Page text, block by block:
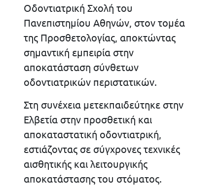
Οδοντιατρική Σχολή του
Πανεπιστημίου Αθηνών, στον τομέα
της Προσθετολογίας, αποκτώντας
σημαντική εμπειρία στην
αποκατάσταση σύνθετων
οδοντιατρικών περιστατικών.
Στη συνέχεια μετεκπαιδεύτηκε στην
Ελβετία στην προσθετική και
αποκαταστατική οδοντιατρική,
εστιάζοντας σε σύγχρονες τεχνικές
αισθητικής και λειτουργικής
αποκατάστασης του στόματος.